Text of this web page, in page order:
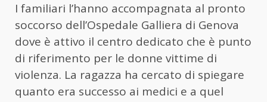
I familiari l’hanno accompagnata al pronto
soccorso dell’Ospedale Galliera di Genova
dove è attivo il centro dedicato che è punto
di riferimento per le donne vittime di
violenza. La ragazza ha cercato di spiegare
quanto era successo ai medici e a quel